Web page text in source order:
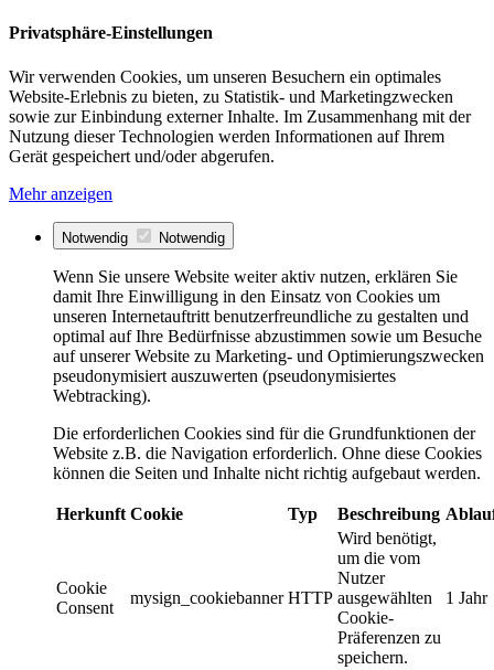
Privatsphäre-Einstellungen
Wir verwenden Cookies, um unseren Besuchern ein optimales
Website-Erlebnis zu bieten, zu Statistik- und Marketingzwecken
sowie zur Einbindung externer Inhalte. Im Zusammenhang mit der
Nutzung dieser Technologien werden Informationen auf Ihrem
Gerät gespeichert und/oder abgerufen.
Mehr anzeigen
Notwendig Notwendig
Wenn Sie unsere Website weiter aktiv nutzen, erklären Sie
damit Ihre Einwilligung in den Einsatz von Cookies um
unseren Internetauftritt benutzerfreundliche zu gestalten und
optimal auf Ihre Bedürfnisse abzustimmen sowie um Besuche
auf unserer Website zu Marketing- und Optimierungszwecken
pseudonymisiert auszuwerten (pseudonymisiertes
Webtracking).
Die erforderlichen Cookies sind für die Grundfunktionen der
Website z.B. die Navigation erforderlich. Ohne diese Cookies
können die Seiten und Inhalte nicht richtig aufgebaut werden.
Herkunft Cookie Typ Beschreibung
Cookie
Consent
mysign_cookiebanner HTTP
Wird benötigt,
um die vom
Nutzer
ausgewählten
Cookie-
Präferenzen zu
speichern.
1 Jahr